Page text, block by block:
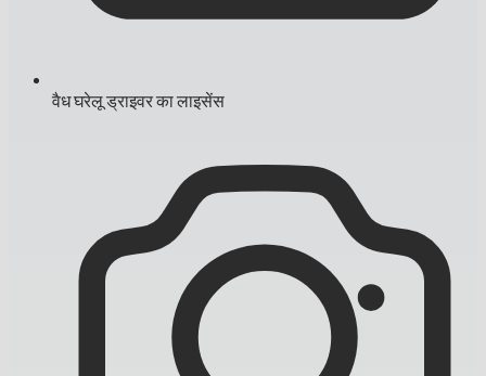
वैध घरेलू ड्राइवर का लाइसेंस